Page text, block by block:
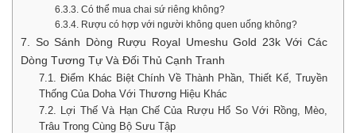
6.3.3. Có thể mua chai sứ riêng không?
6.3.4. Rượu có hợp với người không quen uống không?
7. So Sánh Dòng Rượu Royal Umeshu Gold 23k Với Các
Dòng Tương Tự Và Đối Thủ Cạnh Tranh
7.1. Điểm Khác Biệt Chính Về Thành Phần, Thiết Kế, Truyền
Thống Của Doha Với Thương Hiệu Khác
7.2. Lợi Thế Và Hạn Chế Của Rượu Hổ So Với Rồng, Mèo,
Trâu Trong Cùng Bộ Sưu Tập